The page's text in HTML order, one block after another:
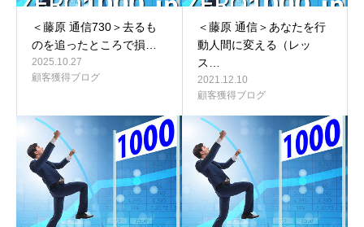
＜藤原 通信730＞去るも
のを追ったところで損…
2025.10.27
顧客獲得ブログ
＜藤原 通信＞あなたを行
動人間に変える（レッ
ス…
2021.12.10
顧客獲得ブログ